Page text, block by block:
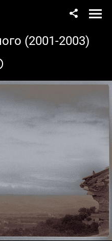
(2001-2003)